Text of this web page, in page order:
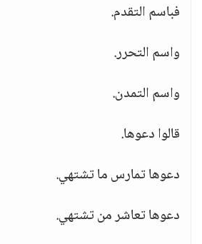
فباسم التقدم.
واسم التحرر.
واسم التمدن.
قالوا دعوها.
دعوها تمارس ما تشتهي.
دعوها تعاشر من تشتهي.